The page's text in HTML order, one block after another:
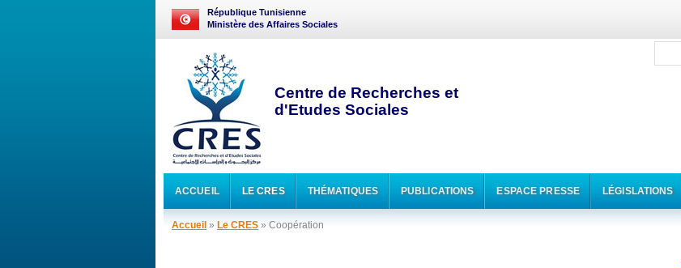
République Tunisienne
Ministère des Affaires Sociales
Centre de Recherches et
d'Etudes Sociales
ACCUEIL LE CRES THÉMATIQUES PUBLICATIONS ESPACE PRESSE LÉGISLATIONS
Accueil » Le CRES » Coopération